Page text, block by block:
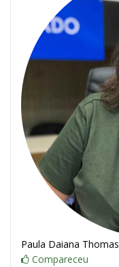
Paula Daiana Thomas
Compareceu